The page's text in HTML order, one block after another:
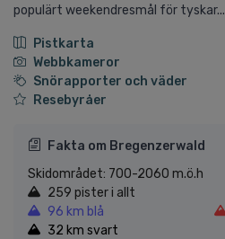
populärt weekendresmål för tyskar...
Pistkarta
Webbkameror
Snörapporter och väder
Resebyråer
Fakta om Bregenzerwald
Skidområdet: 700-2060 m.ö.h
259 pister i allt
96 km blå
32 km svart